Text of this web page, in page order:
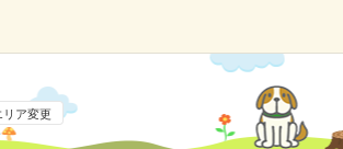
リア変更